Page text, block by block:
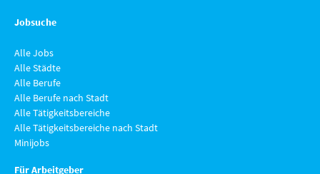
Jobsuche
Alle Jobs
Alle Städte
Alle Berufe
Alle Berufe nach Stadt
Alle Tätigkeitsbereiche
Alle Tätigkeitsbereiche nach Stadt
Minijobs
Für Arbeitgeber